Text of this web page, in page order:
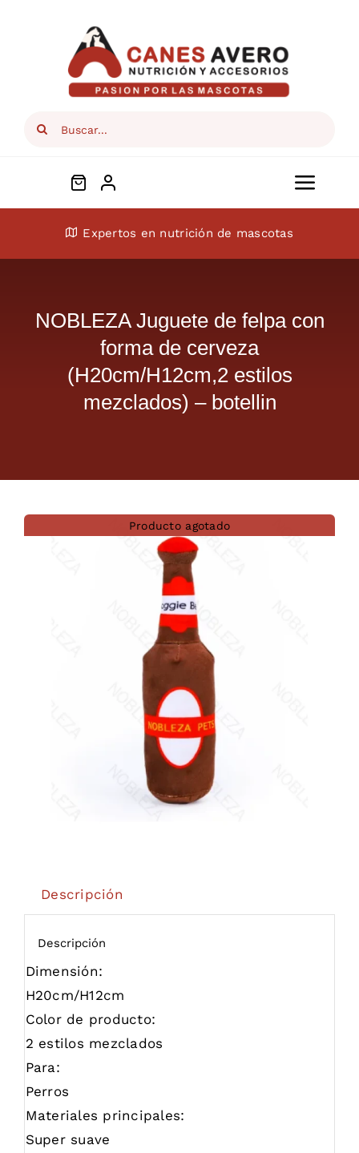
Search
Conócenos
Dietas veterinarias
Expertos en nutrición de mascotas
NOBLEZA Juguete de felpa con
forma de cerveza
(H20cm/H12cm,2 estilos
mezclados) – botellin
Producto agotado
Descripción
Descripción
Dimensión:
H20cm/H12cm
Color de producto:
2 estilos mezclados
Para:
Perros
Materiales principales:
Super suave